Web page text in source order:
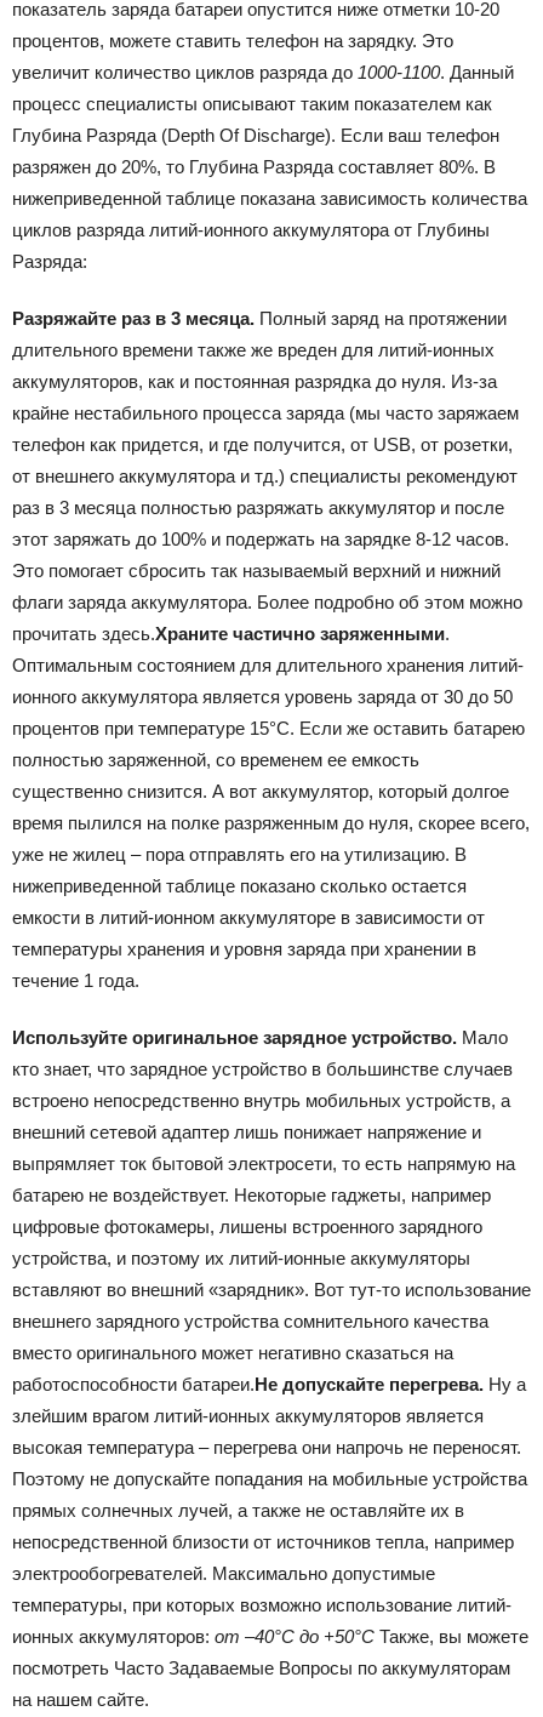
показатель заряда батареи опустится ниже отметки 10-20
процентов, можете ставить телефон на зарядку. Это
увеличит количество циклов разряда до 1000-1100. Данный
процесс специалисты описывают таким показателем как
Глубина Разряда (Depth Of Discharge). Если ваш телефон
разряжен до 20%, то Глубина Разряда составляет 80%. В
нижеприведенной таблице показана зависимость количества
циклов разряда литий-ионного аккумулятора от Глубины
Разряда:
Разряжайте раз в 3 месяца. Полный заряд на протяжении
длительного времени также же вреден для литий-ионных
аккумуляторов, как и постоянная разрядка до нуля. Из-за
крайне нестабильного процесса заряда (мы часто заряжаем
телефон как придется, и где получится, от USB, от розетки,
от внешнего аккумулятора и тд.) специалисты рекомендуют
раз в 3 месяца полностью разряжать аккумулятор и после
этот заряжать до 100% и подержать на зарядке 8-12 часов.
Это помогает сбросить так называемый верхний и нижний
флаги заряда аккумулятора. Более подробно об этом можно
прочитать здесь.Храните частично заряженными.
Оптимальным состоянием для длительного хранения литий-
ионного аккумулятора является уровень заряда от 30 до 50
процентов при температуре 15°C. Если же оставить батарею
полностью заряженной, со временем ее емкость
существенно снизится. А вот аккумулятор, который долгое
время пылился на полке разряженным до нуля, скорее всего,
уже не жилец – пора отправлять его на утилизацию. В
нижеприведенной таблице показано сколько остается
емкости в литий-ионном аккумуляторе в зависимости от
температуры хранения и уровня заряда при хранении в
течение 1 года.
Используйте оригинальное зарядное устройство. Мало
кто знает, что зарядное устройство в большинстве случаев
встроено непосредственно внутрь мобильных устройств, а
внешний сетевой адаптер лишь понижает напряжение и
выпрямляет ток бытовой электросети, то есть напрямую на
батарею не воздействует. Некоторые гаджеты, например
цифровые фотокамеры, лишены встроенного зарядного
устройства, и поэтому их литий-ионные аккумуляторы
вставляют во внешний «зарядник». Вот тут-то использование
внешнего зарядного устройства сомнительного качества
вместо оригинального может негативно сказаться на
работоспособности батареи.Не допускайте перегрева. Ну а
злейшим врагом литий-ионных аккумуляторов является
высокая температура – перегрева они напрочь не переносят.
Поэтому не допускайте попадания на мобильные устройства
прямых солнечных лучей, а также не оставляйте их в
непосредственной близости от источников тепла, например
электрообогревателей. Максимально допустимые
температуры, при которых возможно использование литий-
ионных аккумуляторов: от –40°C до +50°C Также, вы можете
посмотреть Часто Задаваемые Вопросы по аккумуляторам
на нашем сайте.